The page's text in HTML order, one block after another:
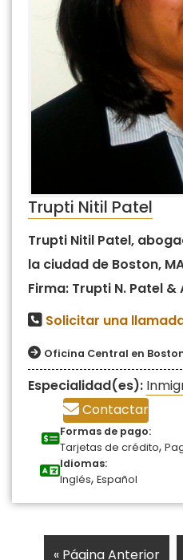
Trupti Nitil Patel
Trupti Nitil Patel,
la ciudad de Boston,
Firma: Trupti N. Patel
Solicitar una
Oficina Central en
Especialidad(es):
Contactar
Formas de pago:
Tarjetas de crédito,
Idiomas:
Inglés, Español
« Página Anterior